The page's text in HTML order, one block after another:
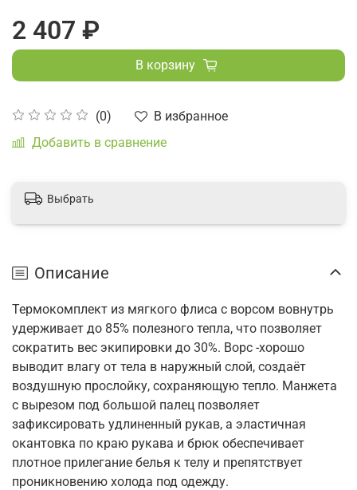
(0)
В избранное
Добавить в сравнение
2 407 ₽
В корзину
Выбрать
Описание
Термокомплект из мягкого флиса с ворсом вовнутрь
удерживает до 85% полезного тепла, что позволяет
сократить вес экипировки до 30%. Ворс -хорошо
выводит влагу от тела в наружный слой, создаёт
воздушную прослойку, сохраняющую тепло. Манжета
с вырезом под большой палец позволяет
зафиксировать удлиненный рукав, а эластичная
окантовка по краю рукава и брюк обеспечивает
плотное прилегание белья к телу и препятствует
проникновению холода под одежду.